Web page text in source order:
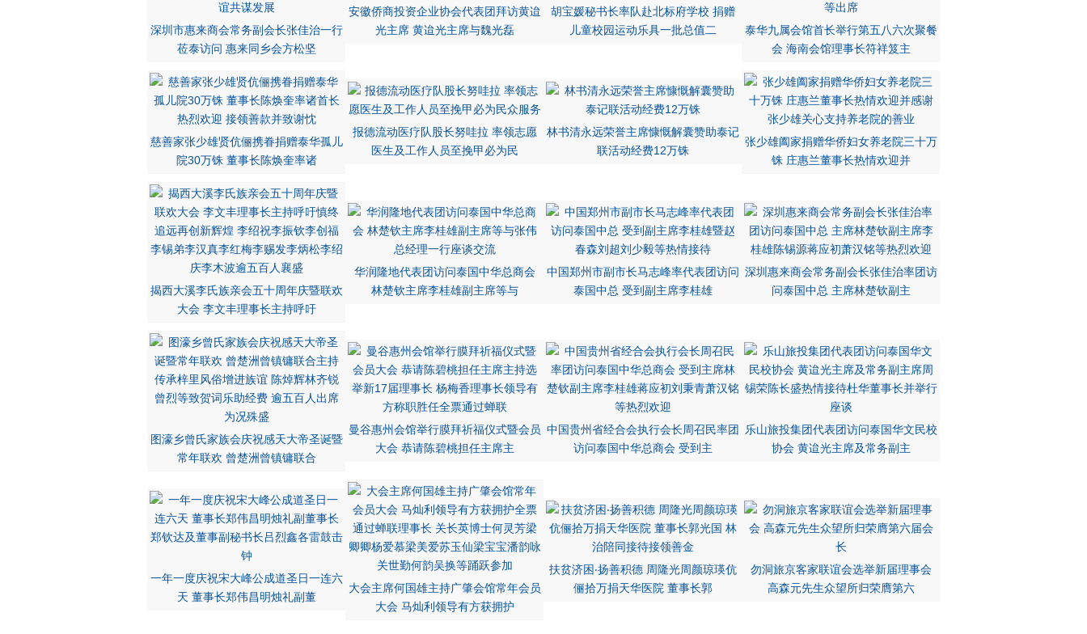
深圳市惠来商会常务副会长张佳治一行
莅泰访问 惠来同乡会方松坚
安徽侨商投资企业协会代表团拜访黄迨
光主席 黄迨光主席与魏光磊
胡宝媛秘书长率队赴北标府学校 捐赠
儿童校园运动乐具一批总值二
泰华九属会馆首长举行第五八六次聚餐
会 海南会馆理事长符祥笈主
慈善家张少雄贤伉俪携眷捐赠泰华孤儿
院30万铢 董事长陈焕奎率诸
报德流动医疗队股长努哇拉 率领志愿
医生及工作人员至挽甲必为民
林书清永远荣誉主席慷慨解囊赞助泰记
联活动经费12万铢
张少雄阖家捐赠华侨妇女养老院三十万
铢 庄惠兰董事长热情欢迎并
揭西大溪李氏族亲会五十周年庆暨联欢
大会 李文丰理事长主持呼吁
华润隆地代表团访问泰国中华总商会
林楚钦主席李桂雄副主席等与
中国郑州市副市长马志峰率代表团访问
泰国中总 受到副主席李桂雄
深圳惠来商会常务副会长张佳治率团访
问泰国中总 主席林楚钦副主
图濠乡曾氏家族会庆祝感天大帝圣诞暨
常年联欢 曾楚洲曾镇镛联合
曼谷惠州会馆举行膜拜祈福仪式暨会员
大会 恭请陈碧桃担任主席主
中国贵州省经合会执行会长周召民率团
访问泰国中华总商会 受到主
乐山旅投集团代表团访问泰国华文民校
协会 黄迨光主席及常务副主
一年一度庆祝宋大峰公成道圣日一连六
天 董事长郑伟昌明烛礼副董
大会主席何国雄主持广肇会馆常年会员
大会 马灿利领导有方获拥护
扶贫济困‧扬善积德 周隆光周颜琼瑛伉
俪拾万捐天华医院 董事长郭
勿洞旅京客家联谊会选举新届理事会
高森元先生众望所归荣膺第六